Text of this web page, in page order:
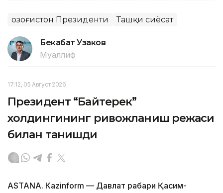
Қозоғистон Президенти Ташқи сиёсат
Бекабат Узаков
Муаллиф
17:12, 05 Август 2026
Президент “Байтерек”
холдингининг ривожланиш режаси
билан танишди
ASTANА. Каzinform — Давлат раҳбари Қасим-